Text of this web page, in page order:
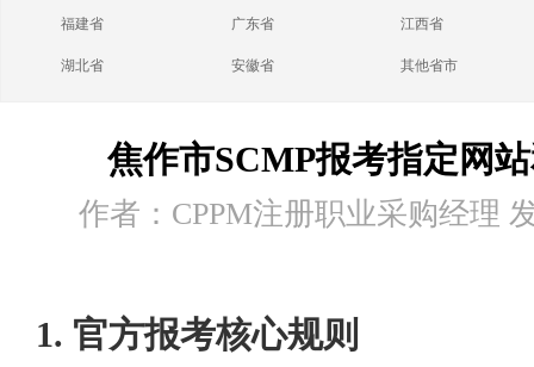
福建省 广东省 江西省
湖北省 安徽省 其他省市
焦作市SCMP报考指定网
作者：CPPM注册职业采购经理
1. 官方报考核心规则